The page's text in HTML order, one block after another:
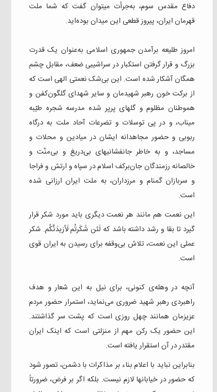
دفاع مقدس سوم، به‌جرأت میتوان گفت که شما ملت
قهرمان ایران، پیروز قطعی این میدان بوده‌اید.
امروز طلیعه‌ برآمدن جمهوری اسلامی به‌عنوان یک قدرت
بزرگ و قرار گرفتن استکبار در سراشیبی ضعف، مقابل چشم
همگان آشکار شده است. این بی‌شک نعمتی الهی است که
از برکت خون رهبر شهیدمان و سایر شهدای گلگون‌کفن و
هموطنان مظلوم و گلهای پرپر شده مدرسه شجره طیّبه
میناب، و در پی توسلات و تضرعات آحاد ملت به درگاه
ربوبی و حضور مجاهدانه ایشان در میادین و محلات و
مساجد، و به‌ خاطر جانفشانیهای بی‌دریغ و بی‌منّت و
خالصانه رزمندگان جان‌برکف اسلام در سپاه و ارتش و فراجا
و سربازان گمنام و مرزداران، به ملت ایران ارزانی شده
است.
این نعمت هم مانند هر نعمت دیگری باید مورد شکر قرار
گیرد تا بقا و رشد داشته باشد که لَئن شَکَرتُم لَأزیدَنَّکُم. شکر
عملی این نعمت، تلاش بی‌وقفه برای رسیدن به ایران قوی
است.
آنچه در وهله‌ی کنونی، برای نیل به این شعار و هدف
راهبردی رهبر شهید ضروری می‌نماید، استمرار حضور مردم
عزیزمان همانند چهل روزی است که پشت سر گذاشتند.
این حضور یک رکن مهم از منزلتی است که اینک ایران
مقتدر در آن استقرار یافته است.
بنابراین نباید با اعلام بناء بر مذاکرات با دشمن، تصور شود
که حضور در خیابانها لازم نیست. بلکه اگر بر فرض، ضرورتاً